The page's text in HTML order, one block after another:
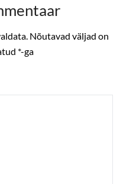
Nõutavad väljad on
*-ga